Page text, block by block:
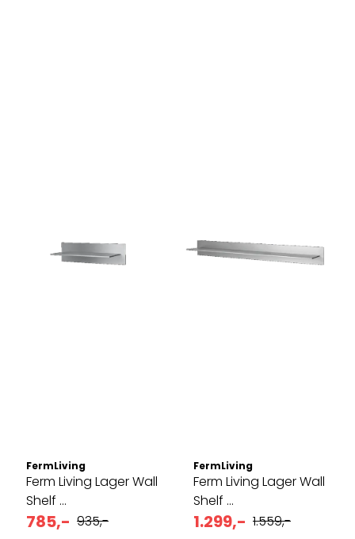
FermLiving
Ferm Living Lager Wall
Shelf ...
785,- 935,-
FermLiving
Ferm Living Lager Wall
Shelf ...
1.299,- 1.559,-